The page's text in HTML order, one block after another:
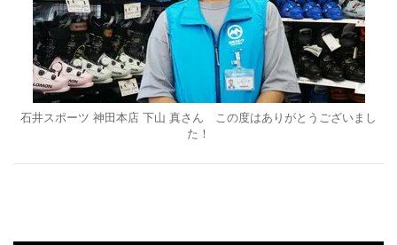
石井スポーツ 神田本店 下山 真さん この度はありがとうございまし
た！